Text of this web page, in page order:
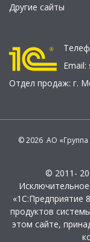
Другие сайты
Email:
Отдел продаж: г.
© 2026 АО «Группа
© 2011-
«1С:Предприятие
продуктов
этом сайте,